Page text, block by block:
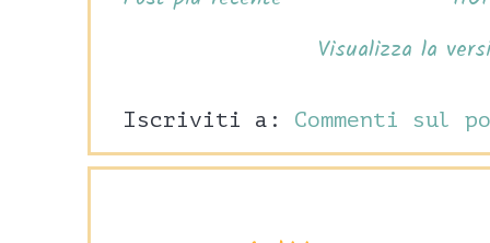
Visualizza la
Iscriviti a: Commenti sul